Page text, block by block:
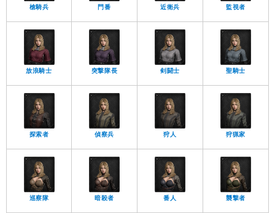
槍騎兵 門番 近衛兵 監視者
放浪騎士 突撃隊長 剣闘士 聖騎士
探索者 偵察兵 狩人 狩猟家
巡察隊 暗殺者 番人 襲撃者